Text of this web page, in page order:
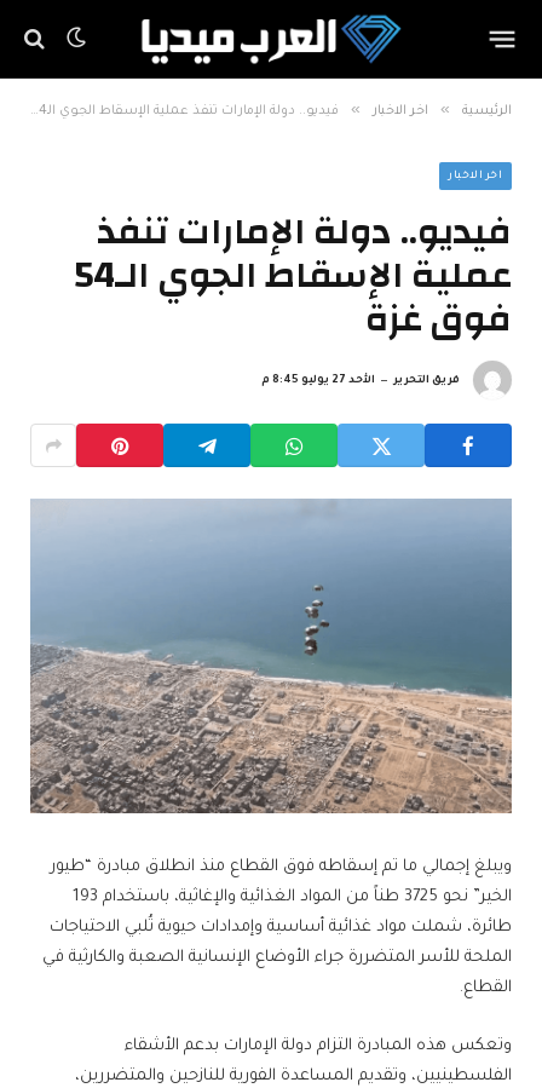
الرئيسية » اخر الاخبار » فيديو.. دولة الإمارات تنفذ عملية الإسقاط الجوي الـ54 فوق غزة
اخر الاخبار
فيديو.. دولة الإمارات تنفذ
عملية الإسقاط الجوي الـ54
فوق غزة
فريق التحرير الأحد 27 يوليو 8:45 م
ويبلغ إجمالي ما تم إسقاطه فوق القطاع منذ انطلاق مبادرة “طيور
الخير” نحو 3725 طناً من المواد الغذائية والإغاثية، باستخدام 193
طائرة، شملت مواد غذائية أساسية وإمدادات حيوية تُلبي الاحتياجات
الملحة للأسر المتضررة جراء الأوضاع الإنسانية الصعبة والكارثية في
القطاع.
وتعكس هذه المبادرة التزام دولة الإمارات بدعم الأشقاء
الفلسطينيين، وتقديم المساعدة الفورية للنازحين والمتضررين،